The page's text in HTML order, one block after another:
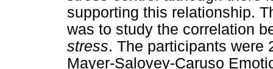
supporting this relationship.
was to study the correlation
stress. The participants were
Mayer-Salovey-Caruso